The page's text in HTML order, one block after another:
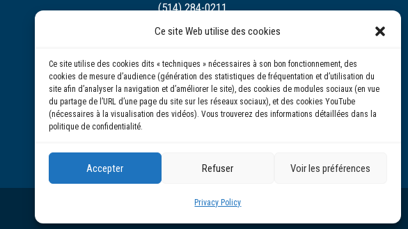
Ce site Web utilise des cookies
Ce site utilise des cookies dits « techniques » nécessaires à son bon fonctionnement, des
cookies de mesure d’audience (génération des statistiques de fréquentation et d’utilisation du
site afin d’analyser la navigation et d’améliorer le site), des cookies de modules sociaux (en vue
du partage de l’URL d’une page du site sur les réseaux sociaux), et des cookies YouTube
(nécessaires à la visualisation des vidéos). Vous trouverez des informations détaillées dans la
politique de confidentialité.
Accepter Refuser Voir les préférences
Privacy Policy
(514) 284-0211
info@prima.ca